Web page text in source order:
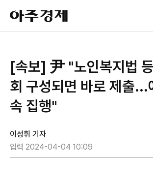
아
주
경
[속보] 尹 "노인복지법
회 구성되면 바로 제출...
속 집행"
이성휘 기자
입력 2024-04-04 10:09